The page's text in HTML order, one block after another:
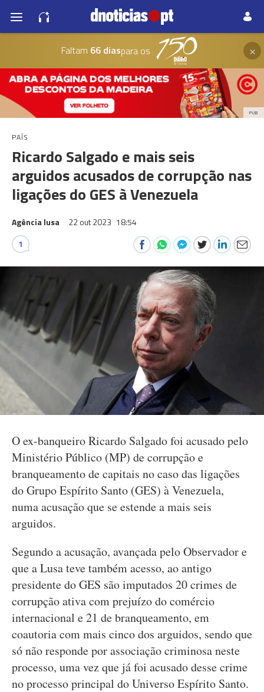
Faltam 66 diaspara os ×
PUB
PAÍS
Ricardo Salgado e mais seis
arguidos acusados de corrupção nas
ligações do GES à Venezuela
Agência lusa 22 out 2023 18:54
1
O ex-banqueiro Ricardo Salgado foi acusado pelo
Ministério Público (MP) de corrupção e
branqueamento de capitais no caso das ligações
do Grupo Espírito Santo (GES) à Venezuela,
numa acusação que se estende a mais seis
arguidos.
Segundo a acusação, avançada pelo Observador e
que a Lusa teve também acesso, ao antigo
presidente do GES são imputados 20 crimes de
corrupção ativa com prejuízo do comércio
internacional e 21 de branqueamento, em
coautoria com mais cinco dos arguidos, sendo que
só não responde por associação criminosa neste
processo, uma vez que já foi acusado desse crime
no processo principal do Universo Espírito Santo.